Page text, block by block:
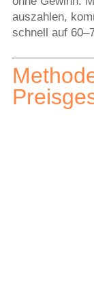
auszahlen,
schnell auf